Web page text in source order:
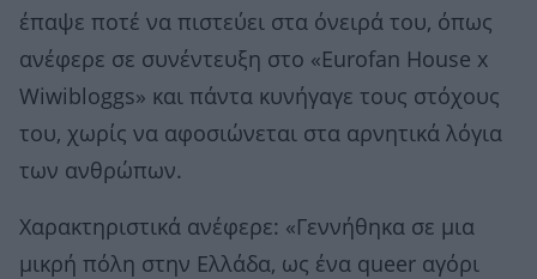
έπαψε ποτέ να πιστεύει στα όνειρά του, όπως
ανέφερε σε συνέντευξη στο «Eurofan House x
Wiwibloggs» και πάντα κυνήγαγε τους στόχους
του, χωρίς να αφοσιώνεται στα αρνητικά λόγια
των ανθρώπων.
Χαρακτηριστικά ανέφερε: «Γεννήθηκα σε μια
μικρή πόλη στην Ελλάδα, ως ένα queer αγόρι